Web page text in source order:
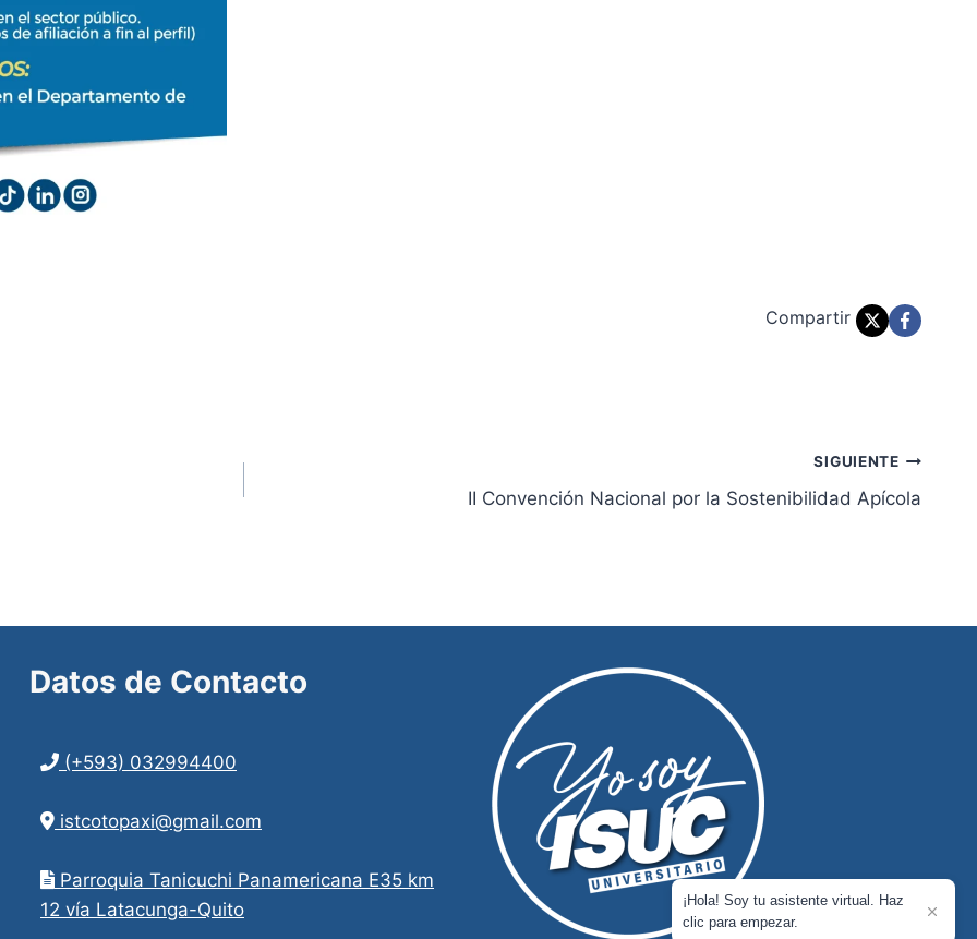
Compartir
SIGUIENTE
II Convención Nacional por la Sostenibilidad Apícola
¡Hola! Soy tu asistente virtual. Haz
clic para empezar.
Datos de Contacto
(+593) 032994400
istcotopaxi@gmail.com
Parroquia Tanicuchi Panamericana E35 km
12 vía Latacunga-Quito